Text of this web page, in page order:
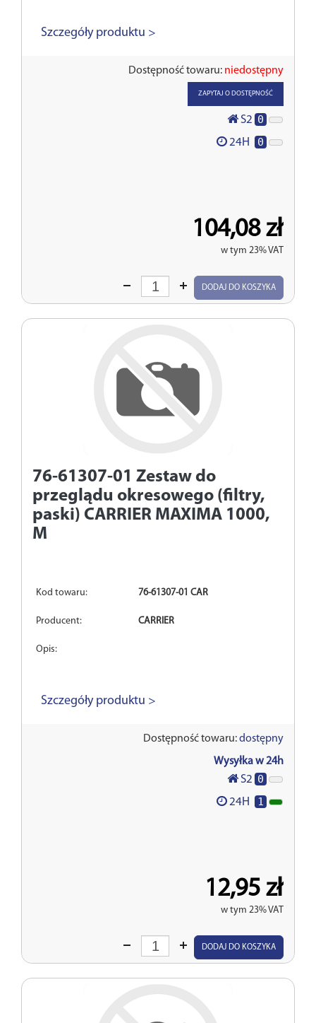
Szczegóły produktu >
Dostępność towaru: niedostępny
ZAPYTAJ O DOSTĘPNOŚĆ
S2 0
24H 0
104,08 zł
w tym 23% VAT
Wprowadź
DODAJ DO KOSZYKA
76-61307-01 Zestaw do
przeglądu okresowego (filtry,
paski) CARRIER MAXIMA 1000,
M
Kod towaru: 76-61307-01 CAR
Producent: CARRIER
Opis:
Szczegóły produktu >
Dostępność towaru:dostępny
Wysyłka w 24h
S2 0
24H 1
12,95 zł
w tym 23% VAT
Wprowadź
DODAJ DO KOSZYKA